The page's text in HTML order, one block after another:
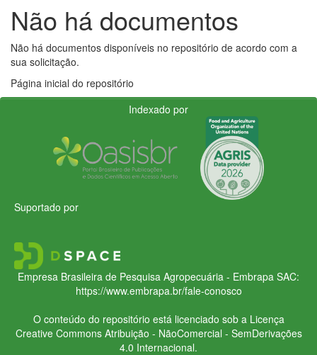
Não há documentos
Não há documentos disponíveis no repositório de acordo com a
sua solicitação.
Página inicial do repositório
Indexado por
Suportado por
Empresa Brasileira de Pesquisa Agropecuária - Embrapa SAC:
https://www.embrapa.br/fale-conosco
O conteúdo do repositório está licenciado sob a Licença
Creative CommonsAtribuição - NãoComercial - SemDerivações
4.0 Internacional.